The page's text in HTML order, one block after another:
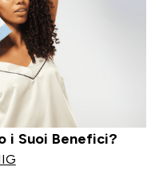
i Suoi Benefici?